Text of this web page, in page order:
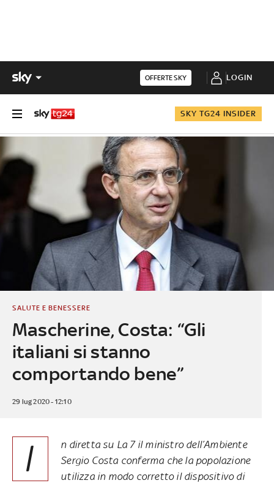
OFFERTE SKY LOGIN
SKY TG24 INSIDER
Mascherine, Costa: “Gli
italiani si stanno
comportando bene”
SALUTE E BENESSERE
29 lug 2020 - 12:10
I
n diretta su La 7 il ministro dell’Ambiente
Sergio Costa conferma che la popolazione
utilizza in modo corretto il dispositivo di